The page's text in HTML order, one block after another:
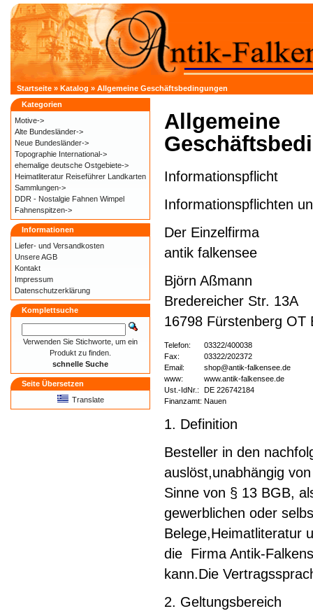
Startseite » Katalog » Allgemeine Geschäftsbedingungen
Allgemeine
Informationspflicht
Informationspflichten
Der Einzelfirma
antik falkensee
Björn Aßmann
Bredereicher Str. 13A
16798 Fürstenberg OT
Telefon:
03322/400038
Fax:
03322/202372
Email:
shop@antik-falkensee.de
www:
www.antik-falkensee.de
Ust.-IdNr.:
DE 226742184
Finanzamt: Nauen
1. Definition
Besteller in den
auslöst,unabhängig
Sinne von § 13 BGB,
gewerblichen oder
Belege,Heimatliteratur
die Firma Antik-
kann.Die
2. Geltungsbereich
Kategorien
Motive->
Alte Bundesländer->
Neue Bundesländer->
Topographie International->
ehemalige deutsche Ostgebiete->
Heimatliteratur Reiseführer Landkarten
Sammlungen->
DDR - Nostalgie Fahnen Wimpel
Fahnenspitzen->
Informationen
Liefer- und Versandkosten
Unsere AGB
Kontakt
Impressum
Datenschutzerklärung
Komplettsuche
Verwenden Sie Stichworte, um ein
Produkt zu finden.
schnelle Suche
Seite Übersetzen
Translate